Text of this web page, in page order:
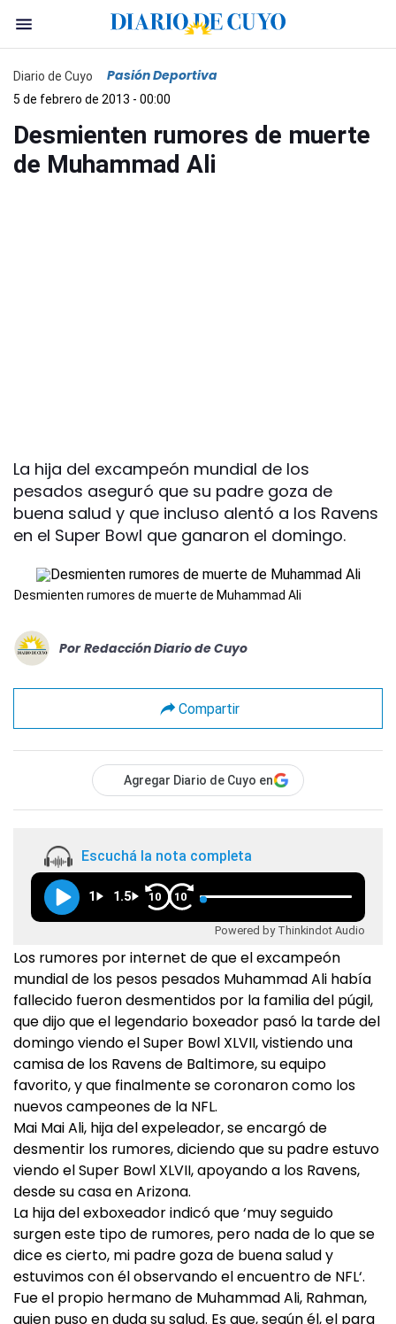
Diario de Cuyo Pasión Deportiva
5 de febrero de 2013 - 00:00
Desmienten rumores de muerte
de Muhammad Ali
La hija del excampeón mundial de los
pesados aseguró que su padre goza de
buena salud y que incluso alentó a los Ravens
en el Super Bowl que ganaron el domingo.
Desmienten rumores de muerte de Muhammad Ali
Por Redacción Diario de Cuyo
Compartir
Agregar Diario de Cuyo en
Escuchá la nota completa
1 1.5 10 10
Powered by Thinkindot Audio
Los rumores por internet de que el excampeón
mundial de los pesos pesados Muhammad Ali había
fallecido fueron desmentidos por la familia del púgil,
que dijo que el legendario boxeador pasó la tarde del
domingo viendo el Super Bowl XLVII, vistiendo una
camisa de los Ravens de Baltimore, su equipo
favorito, y que finalmente se coronaron como los
nuevos campeones de la NFL.
Mai Mai Ali, hija del expeleador, se encargó de
desmentir los rumores, diciendo que su padre estuvo
viendo el Super Bowl XLVII, apoyando a los Ravens,
desde su casa en Arizona.
La hija del exboxeador indicó que ‘muy seguido
surgen este tipo de rumores, pero nada de lo que se
dice es cierto, mi padre goza de buena salud y
estuvimos con él observando el encuentro de NFL‘.
Fue el propio hermano de Muhammad Ali, Rahman,
quien puso en duda su salud. Es que, según él, el para